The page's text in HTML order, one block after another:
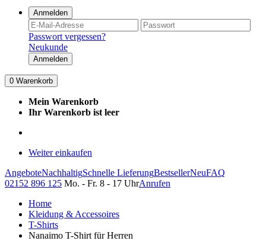
Anmelden
Passwort vergessen?
Neukunde
Anmelden
0 Warenkorb
Mein Warenkorb
Ihr Warenkorb ist leer
Weiter einkaufen
AngeboteNachhaltigSchnelle LieferungBestsellerNeuFAQ
02152 896 125 Mo. - Fr. 8 - 17 UhrAnrufen
Home
Kleidung & Accessoires
T-Shirts
Nanaimo T-Shirt für Herren